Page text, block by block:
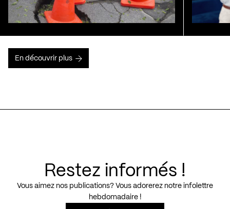
En découvrir plus
Restez informés !
Vous aimez nos publications? Vous adorerez notre infolettre
hebdomadaire !